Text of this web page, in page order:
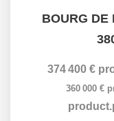
BOURG DE
374 400 €
360 000 €